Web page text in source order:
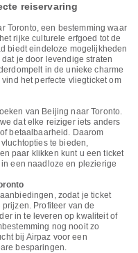
reiservaring
Toronto, een bestemming waar
rijke culturele erfgoed tot de
biedt eindeloze mogelijkheden
je door levendige straten
in de unieke charme
het perfecte vliegticket om
van Beijing naar Toronto.
dat elke reiziger iets anders
betaalbaarheid. Daarom
te bieden,
paar klikken kunt u een ticket
een naadloze en plezierige
zodat je ticket
Profiteer van de
in te leveren op kwaliteit of
nog nooit zo
bij Airpaz voor een
besparingen.